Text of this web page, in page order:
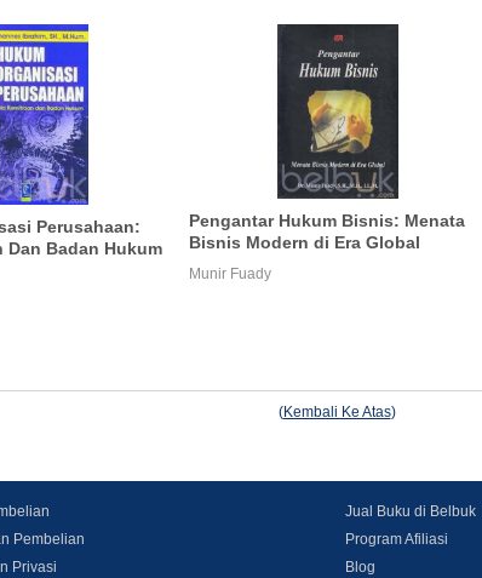
Perusahaan:
Dan Badan Hukum
Pengantar Hukum Bisnis: Menata
Bisnis Modern di Era Global
Munir Fuady
(Kembali Ke Atas)
Pembelian
Privasi
Jual Buku di Belbuk
Program Afiliasi
Blog